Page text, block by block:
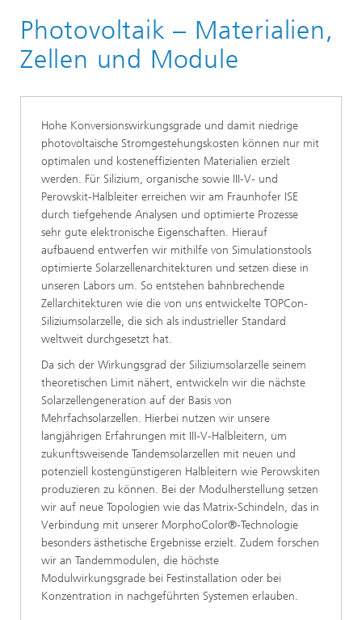
Geschäftsfelder
Photovoltaik – Materialien,
Zellen und Module
Hohe Konversionswirkungsgrade und damit niedrige
photovoltaische Stromgestehungskosten können nur mit
optimalen und kosteneffizienten Materialien erzielt
werden. Für Silizium, organische sowie III-V- und
Perowskit-Halbleiter erreichen wir am Fraunhofer ISE
durch tiefgehende Analysen und optimierte Prozesse
sehr gute elektronische Eigenschaften. Hierauf
aufbauend entwerfen wir mithilfe von Simulationstools
optimierte Solarzellenarchitekturen und setzen diese in
unseren Labors um. So entstehen bahnbrechende
Zellarchitekturen wie die von uns entwickelte TOPCon-
Siliziumsolarzelle, die sich als industrieller Standard
weltweit durchgesetzt hat.
Da sich der Wirkungsgrad der Siliziumsolarzelle seinem
theoretischen Limit nähert, entwickeln wir die nächste
Solarzellengeneration auf der Basis von
Mehrfachsolarzellen. Hierbei nutzen wir unsere
langjährigen Erfahrungen mit III-V-Halbleitern, um
zukunftsweisende Tandemsolarzellen mit neuen und
potenziell kostengünstigeren Halbleitern wie Perowskiten
produzieren zu können. Bei der Modulherstellung setzen
wir auf neue Topologien wie das Matrix-Schindeln, das in
Verbindung mit unserer MorphoColor®-Technologie
besonders ästhetische Ergebnisse erzielt. Zudem forschen
wir an Tandemmodulen, die höchste
Modulwirkungsgrade bei Festinstallation oder bei
Konzentration in nachgeführten Systemen erlauben.